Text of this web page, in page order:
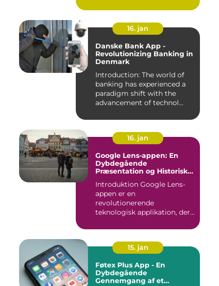
16. jan
Danske Bank App -
Revolutionizing Banking in
Denmark
Introduction: The world of
banking has experienced a
paradigm shift with the
advancement of technol...
16. jan
Google Lens-appen: En
Dybdegående
Præsentation og Historisk
Introduktion Google Lens-
appen er en
revolutionerende
teknologisk applikation, der
15. jan
Føtex Plus App - En
Dybdegående
Gennemgang af et